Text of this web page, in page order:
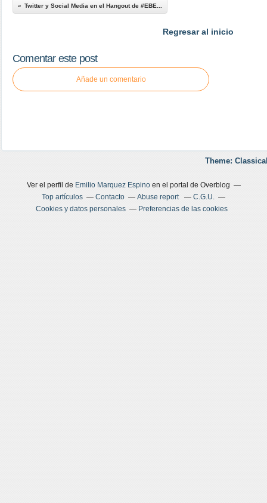
Twitter y Social Media en el Hangout de #EBE...
Regresar al inicio
Comentar este post
Añade un comentario
Theme:
Ver el perfil de Emilio Marquez Espinoen el portal de Overblog
Top artículos
Contacto Abuse report
C.G.U.
Cookies y datos personales
Preferencias de las cookies